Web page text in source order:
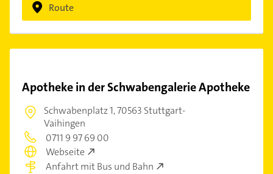
Route
Apotheke in der Schwabengalerie Apotheke
Schwabenplatz 1,70563 Stuttgart-
Vaihingen
0711 9 97 69 00
Webseite
Anfahrt mit Bus und Bahn